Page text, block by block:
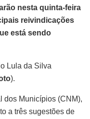
nesta quinta-feira
reivindicações
está sendo
Lula da Silva
).
dos Municípios (CNM),
a três sugestões de